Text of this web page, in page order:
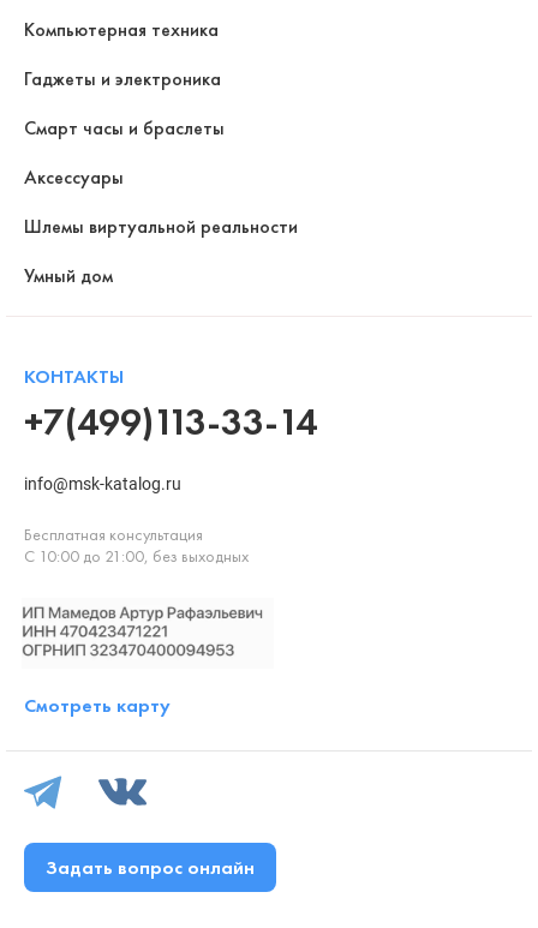
Компьютерная техника
Гаджеты и электроника
Смарт часы и браслеты
Аксессуары
Шлемы виртуальной реальности
Умный дом
КОНТАКТЫ
+7(499)113-33-14
info@msk-katalog.ru
Бесплатная консультация
С 10:00 до 21:00, без выходных
Смотреть карту
Задать вопрос онлайн